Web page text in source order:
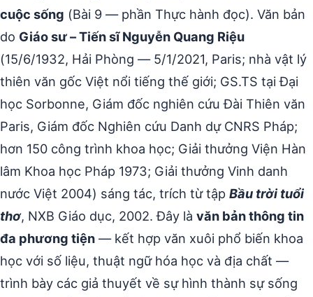
cuộc sống (Bài 9 — phần Thực hành đọc). Văn bản
do Giáo sư – Tiến sĩ Nguyễn Quang Riệu
(15/6/1932, Hải Phòng — 5/1/2021, Paris; nhà vật lý
thiên văn gốc Việt nổi tiếng thế giới; GS.TS tại Đại
học Sorbonne, Giám đốc nghiên cứu Đài Thiên văn
Paris, Giám đốc Nghiên cứu Danh dự CNRS Pháp;
hơn 150 công trình khoa học; Giải thưởng Viện Hàn
lâm Khoa học Pháp 1973; Giải thưởng Vinh danh
nước Việt 2004) sáng tác, trích từ tập Bầu trời tuổi
thơ, NXB Giáo dục, 2002. Đây là văn bản thông tin
đa phương tiện — kết hợp văn xuôi phổ biến khoa
học với số liệu, thuật ngữ hóa học và địa chất —
trình bày các giả thuyết về sự hình thành sự sống